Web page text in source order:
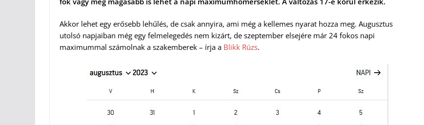
Akkor lehet egy erősebb lehűlés, de csak annyira, ami még a kellemes nyarat hozza meg. Augusztus
utolsó napjaiban még egy felmelegedés nem kizárt, de szeptember elsejére már 24 fokos napi
maximummal számolnak a szakemberek – írja a Blikk Rúzs.